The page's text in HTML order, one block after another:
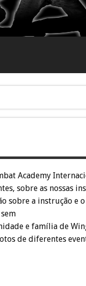
Academy
sobre as nossas
sobre a instrução e
e família de
de diferentes